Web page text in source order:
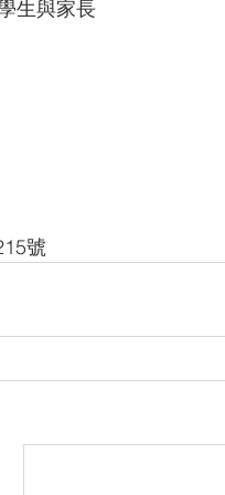
生與家長
號